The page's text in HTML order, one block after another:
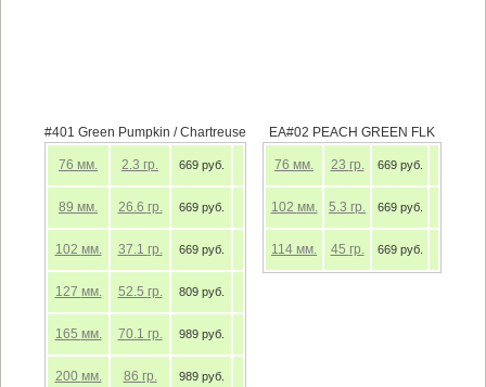
#401 Green Pumpkin / Chartreuse
76 мм. 2.3 гр. 669 руб.
89 мм. 26.6 гр. 669 руб.
102 мм. 37.1 гр. 669 руб.
127 мм. 52.5 гр. 809 руб.
165 мм. 70.1 гр. 989 руб.
200 мм. 86 гр. 989 руб.
EA#02 PEACH GREEN FLK
76 мм. 23 гр. 669 руб.
102 мм. 5.3 гр. 669 руб.
114 мм. 45 гр. 669 руб.